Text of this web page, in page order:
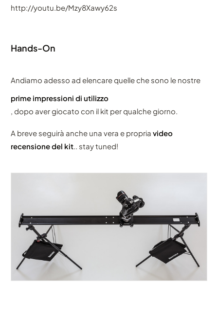
http://youtu.be/Mzy8Xawy62s
Hands-On
Andiamo adesso ad elencare quelle che sono le nostre
prime impressioni di utilizzo
, dopo aver giocato con il kit per qualche giorno.
A breve seguirà anche una vera e propriavideo
recensione del kit.. stay tuned!